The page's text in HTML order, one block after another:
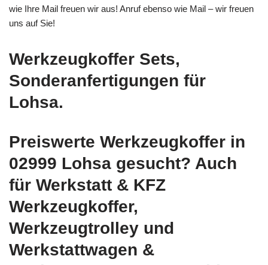
wie Ihre Mail freuen wir aus! Anruf ebenso wie Mail – wir freuen
uns auf Sie!
Werkzeugkoffer Sets,
Sonderanfertigungen für
Lohsa.
Preiswerte Werkzeugkoffer in
02999 Lohsa gesucht? Auch
für Werkstatt & KFZ
Werkzeugkoffer,
Werkzeugtrolley und
Werkstattwagen &